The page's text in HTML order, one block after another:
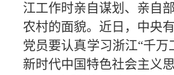
江工作时亲自谋划、亲自
农村的面貌。近日，中央
党员要认真学习浙江“千万
新时代中国特色社会主义